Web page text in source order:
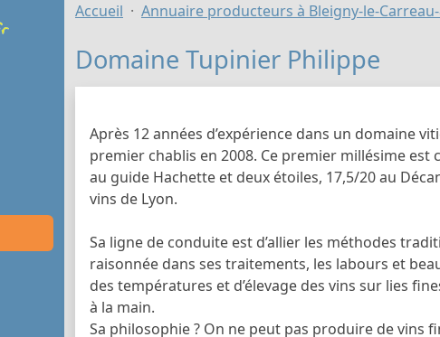
Accueil Annuaire producteurs à Bleigny-le-
Domaine Tupinier Philippe
Après 12 années d’expérience dans un domaine
premier chablis en 2008. Ce premier millésime
au guide Hachette et deux étoiles, 17,5/20 au
vins de Lyon.
Sa ligne de conduite est d’allier les méthodes
raisonnée dans ses traitements, les labours et
des températures et d’élevage des vins sur lies
à la main.
Sa philosophie ? On ne peut pas produire de vins